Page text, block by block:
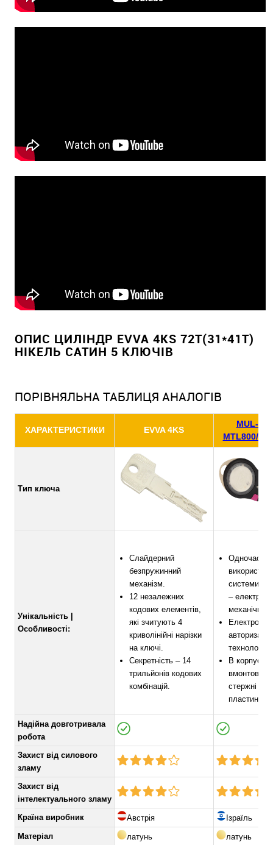
ОПИС ЦИЛІНДР EVVA 4KS 72Т(31*41T)
НІКЕЛЬ САТИН 5 КЛЮЧІВ
ПОРІВНЯЛЬНА ТАБЛИЦЯ АНАЛОГІВ
ХАРАКТЕРИСТИКИ EVVA 4KS
MUL-T-
MTL800/
Тип ключа
Унікальність |
Особливості:
Слайдерний
безпружинний
механізм.
12 незалежних
кодових елементів,
які зчитують 4
криволінійні нарізки
на ключі.
Секретність – 14
трильйонів кодових
комбінацій.
Одночасно
системи
–
механічна.
авторизації
В корпус
вмонтовані
стержні та
пластина.
Надійна довготривала
робота
Захист від силового
зламу
Захист від
інтелектуального зламу
Країна виробник
Австрія
Ізраїль
Матеріал
латунь латунь